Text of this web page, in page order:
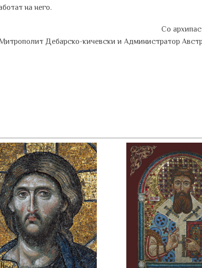
на него.
Со
Митрополит Дебарско-кичевски и Администратор